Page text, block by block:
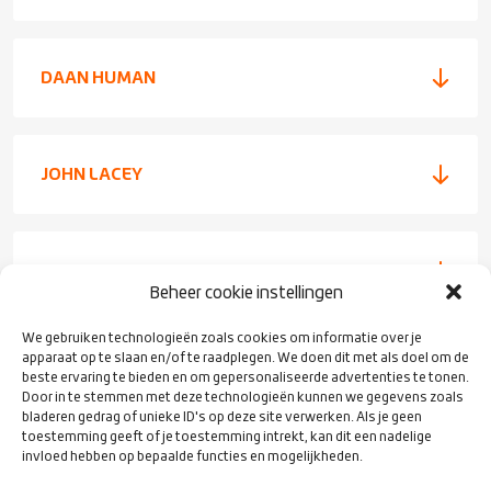
Beheer cookie instellingen
We gebruiken technologieën zoals cookies om informatie over je
apparaat op te slaan en/of te raadplegen. We doen dit met als doel om de
beste ervaring te bieden en om gepersonaliseerde advertenties te tonen.
Door in te stemmen met deze technologieën kunnen we gegevens zoals
bladeren gedrag of unieke ID's op deze site verwerken. Als je geen
toestemming geeft of je toestemming intrekt, kan dit een nadelige
invloed hebben op bepaalde functies en mogelijkheden.
DAAN HUMAN
JOHN LACEY
VOLG ONS